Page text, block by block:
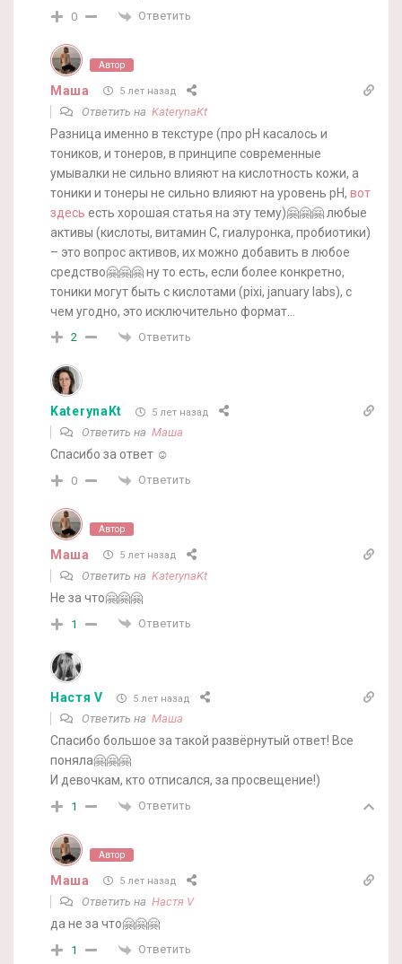
0 Ответить
Автор
Маша 5 лет назад
Ответить на KaterynaKt
Разница именно в текстуре (про pH касалось и
тоников, и тонеров, в принципе современные
умывалки не сильно влияют на кислотность кожи, а
тоники и тонеры не сильно влияют на уровень pH, вот
здесь есть хорошая статья на эту тему)🤗🤗🤗 любые
активы (кислоты, витамин С, гиалуронка, пробиотики)
– это вопрос активов, их можно добавить в любое
средство🤗🤗🤗 ну то есть, если более конкретно,
тоники могут быть с кислотами (pixi, january labs), с
чем угодно, это исключительно формат…
2 Ответить
KaterynaKt 5 лет назад
Ответить на Маша
Спасибо за ответ ☺️
0 Ответить
Автор
Маша 5 лет назад
Ответить на KaterynaKt
Не за что🤗🤗🤗
1 Ответить
Настя V 5 лет назад
Ответить на Маша
Спасибо большое за такой развёрнутый ответ! Все
поняла🤗🤗🤗
И девочкам, кто отписался, за просвещение!)
1 Ответить
Автор
Маша 5 лет назад
Ответить на Настя V
да не за что🤗🤗🤗
1 Ответить